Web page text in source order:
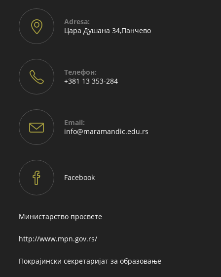
Adresа:
Цара Душана 34,Панчево
Телефон:
+381 13 353-284
Email:
info@maramandic.edu.rs
Facebook
Министарство просвете
http://www.mpn.gov.rs/
Покрајински секретаријат за образовање